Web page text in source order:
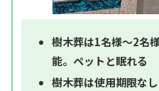
樹木葬は1名様～2名
能。ペットと眠れる
樹木葬は使用期限な